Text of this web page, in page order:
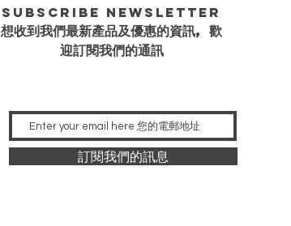
Subscribe Newsletter
想收到我們最新產品及優惠的資訊, 歡
迎訂閱我們的通訊
訂閱我們的訊息